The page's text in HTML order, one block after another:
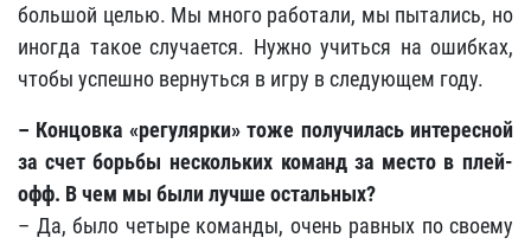
большой целью. Мы много работали, мы пытались, но
иногда такое случается. Нужно учиться на ошибках,
чтобы успешно вернуться в игру в следующем году.
– Концовка «регулярки» тоже получилась интересной
за счет борьбы нескольких команд за место в плей-
офф. В чем мы были лучше остальных?
– Да, было четыре команды, очень равных по своему